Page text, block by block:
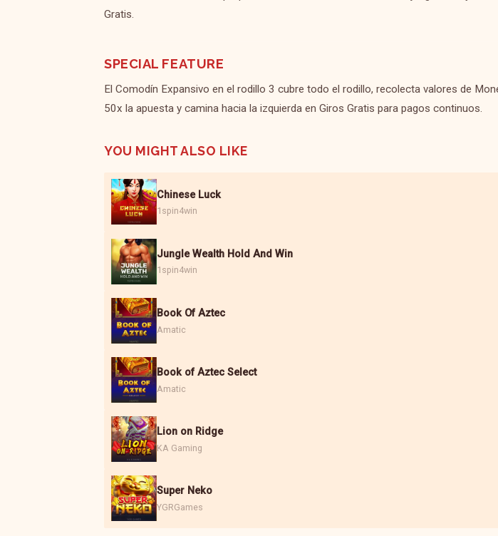
Gratis.
SPECIAL FEATURE
El Comodín Expansivo en el rodillo 3 cubre todo el rodillo, recolecta valores de
50x la apuesta y camina hacia la izquierda en Giros Gratis para pagos continuos.
YOU MIGHT ALSO LIKE
Chinese Luck
1spin4win
Jungle Wealth Hold And Win
1spin4win
Book Of Aztec
Amatic
Book of Aztec Select
Amatic
Lion on Ridge
KA Gaming
Super Neko
YGRGames